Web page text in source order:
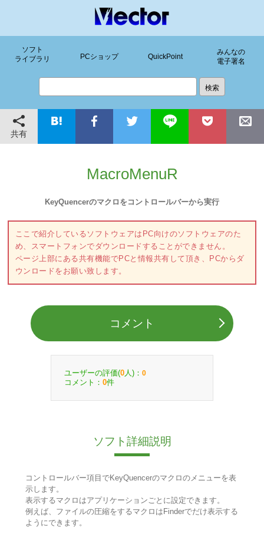
ソフト
ライブラリ
PCショップ QuickPoint
みんなの
電子署名
共有
MacroMenuR
KeyQuencerのマクロをコントロールバーから実行
ここで紹介しているソフトウェアはPC向けのソフトウェアのた
め、スマートフォンでダウンロードすることができません。
ページ上部にある共有機能でPCと情報共有して頂き、PCからダ
ウンロードをお願い致します。
コメント
ユーザーの評価(0 人)： 0
コメント： 0件
ソフト詳細説明
コントロールバー項目でKeyQuencerのマクロのメニューを表
示します。
表示するマクロはアプリケーションごとに設定できます。
例えば、ファイルの圧縮をするマクロはFinderでだけ表示する
ようにできます。